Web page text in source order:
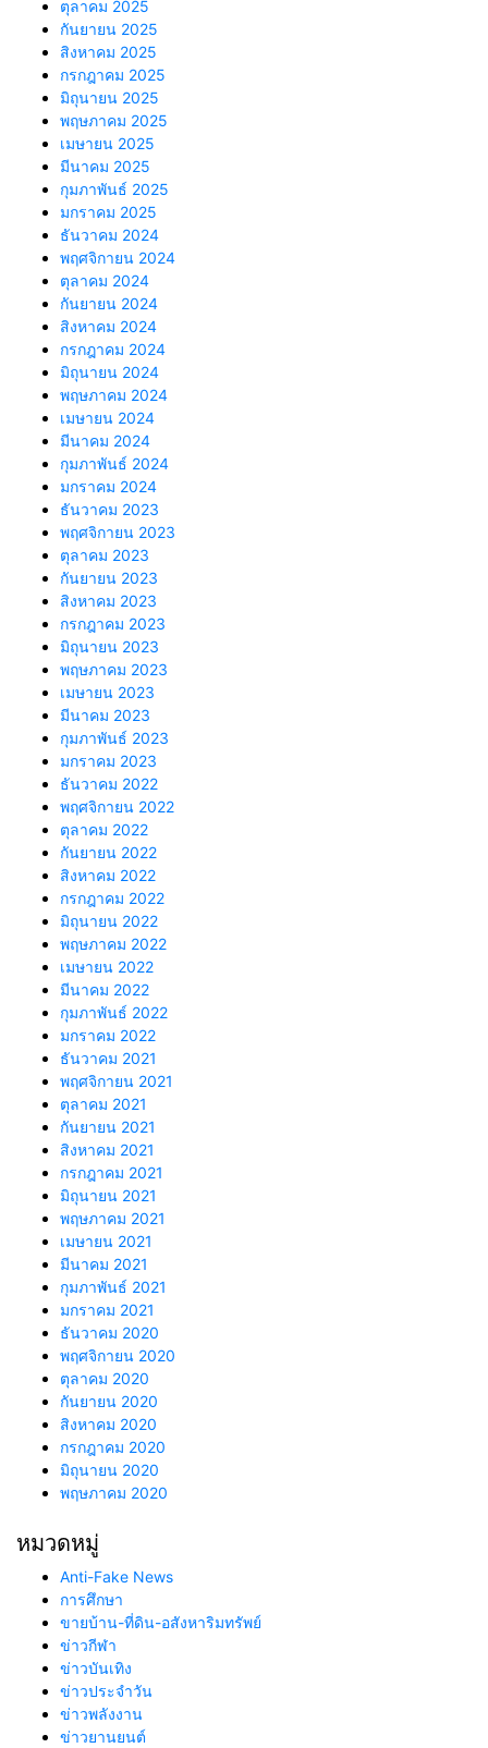
ตุลาคม 2025
กันยายน 2025
สิงหาคม 2025
กรกฎาคม 2025
มิถุนายน 2025
พฤษภาคม 2025
เมษายน 2025
มีนาคม 2025
กุมภาพันธ์ 2025
มกราคม 2025
ธันวาคม 2024
พฤศจิกายน 2024
ตุลาคม 2024
กันยายน 2024
สิงหาคม 2024
กรกฎาคม 2024
มิถุนายน 2024
พฤษภาคม 2024
เมษายน 2024
มีนาคม 2024
กุมภาพันธ์ 2024
มกราคม 2024
ธันวาคม 2023
พฤศจิกายน 2023
ตุลาคม 2023
กันยายน 2023
สิงหาคม 2023
กรกฎาคม 2023
มิถุนายน 2023
พฤษภาคม 2023
เมษายน 2023
มีนาคม 2023
กุมภาพันธ์ 2023
มกราคม 2023
ธันวาคม 2022
พฤศจิกายน 2022
ตุลาคม 2022
กันยายน 2022
สิงหาคม 2022
กรกฎาคม 2022
มิถุนายน 2022
พฤษภาคม 2022
เมษายน 2022
มีนาคม 2022
กุมภาพันธ์ 2022
มกราคม 2022
ธันวาคม 2021
พฤศจิกายน 2021
ตุลาคม 2021
กันยายน 2021
สิงหาคม 2021
กรกฎาคม 2021
มิถุนายน 2021
พฤษภาคม 2021
เมษายน 2021
มีนาคม 2021
กุมภาพันธ์ 2021
มกราคม 2021
ธันวาคม 2020
พฤศจิกายน 2020
ตุลาคม 2020
กันยายน 2020
สิงหาคม 2020
กรกฎาคม 2020
มิถุนายน 2020
พฤษภาคม 2020
หมวดหมู่
Anti-Fake News
การศึกษา
ขายบ้าน-ที่ดิน-อสังหาริมทรัพย์
ข่าวกีฬา
ข่าวบันเทิง
ข่าวประจำวัน
ข่าวพลังงาน
ข่าวยานยนต์